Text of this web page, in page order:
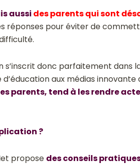
aussi des parents qui sont
réponses pour éviter de
s’inscrit donc parfaitement dans
aux médias innovante
parents, tend à les rendre
?
propose des conseils